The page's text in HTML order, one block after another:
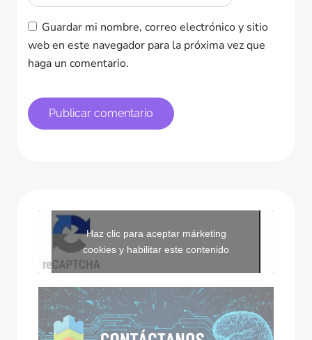
Guardar mi nombre, correo electrónico y sitio
web en este navegador para la próxima vez que
haga un comentario.
Haz clic para aceptar márketing
cookies y habilitar este contenido